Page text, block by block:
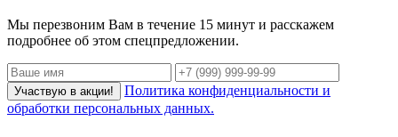
Мы перезвоним Вам в течение 15 минут и расскажем
подробнее об этом спецпредложении.
Участвую в акции!
Политика конфиденциальности и
обработки персональных данных.